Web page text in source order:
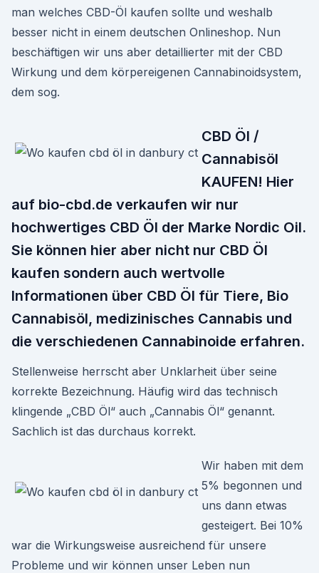
man welches CBD-Öl kaufen sollte und weshalb
besser nicht in einem deutschen Onlineshop. Nun
beschäftigen wir uns aber detaillierter mit der CBD
Wirkung und dem körpereigenen Cannabinoidsystem,
dem sog.
CBD Öl /
Cannabisöl
KAUFEN! Hier
auf bio-cbd.de verkaufen wir nur
hochwertiges CBD Öl der Marke Nordic Oil.
Sie können hier aber nicht nur CBD Öl
kaufen sondern auch wertvolle
Informationen über CBD Öl für Tiere, Bio
Cannabisöl, medizinisches Cannabis und
die verschiedenen Cannabinoide erfahren.
Stellenweise herrscht aber Unklarheit über seine
korrekte Bezeichnung. Häufig wird das technisch
klingende „CBD Öl“ auch „Cannabis Öl“ genannt.
Sachlich ist das durchaus korrekt.
Wir haben mit dem
5% begonnen und
uns dann etwas
gesteigert. Bei 10%
war die Wirkungsweise ausreichend für unsere
Probleme und wir können unser Leben nun